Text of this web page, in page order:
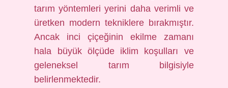
tarım yöntemleri yerini daha verimli ve
üretken modern tekniklere bırakmıştır.
Ancak inci çiçeğinin ekilme zamanı
hala büyük ölçüde iklim koşulları ve
geleneksel tarım bilgisiyle
belirlenmektedir.